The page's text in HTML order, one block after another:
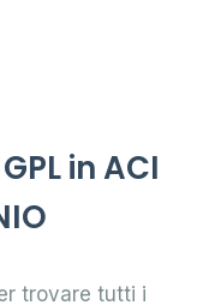
in ACI
trovare tutti i